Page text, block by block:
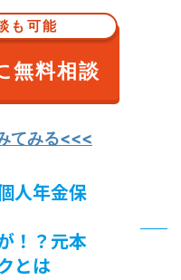
も可能
無料相談
てみる<<<
人年金保
！？元本
とは